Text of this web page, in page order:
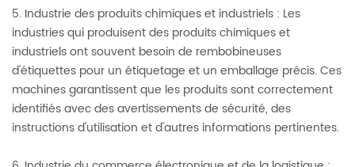
5. Industrie des produits chimiques et industriels : Les
industries qui produisent des produits chimiques et
industriels ont souvent besoin de rembobineuses
d'étiquettes pour un étiquetage et un emballage précis. Ces
machines garantissent que les produits sont correctement
identifiés avec des avertissements de sécurité, des
instructions d'utilisation et d'autres informations pertinentes.